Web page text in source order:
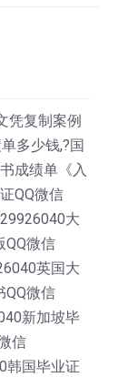
凭复制案例
多少钱,?国
成绩单《入
QQ微信
大
QQ微信
英国大
QQ微信
新加坡毕
信
韩国毕业证